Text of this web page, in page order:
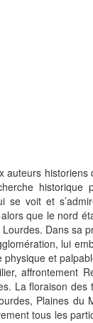
historiens
historique
se voit et
que le nord
Dans sa
lui
physique et
affrontement
La floraison des
Plaines du
tous les